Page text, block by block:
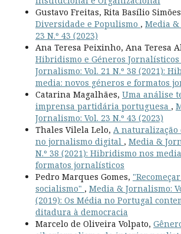
Gustavo Freitas, Rita Basílio
Diversidade e Populismo , Media &
23 N.º 43 (2023)
Ana Teresa Peixinho, Ana Teresa
Hibridismo e Géneros Jornalísticos
Jornalismo: Vol. 21 N.º 38 (2021):
media: novos géneros e formatos
Catarina Magalhães, Uma análise
imprensa partidária portuguesa ,
Jornalismo: Vol. 23 N.º 43 (2023)
Thales Vilela Lelo, A naturalização
no jornalismo digital , Media &
N.º 38 (2021): Hibridismo nos
formatos jornalísticos
Pedro Marques Gomes,
socialismo" , Media & Jornalismo:
(2019): Os Média no Portugal
ditadura à democracia
Marcelo de Oliveira Volpato,